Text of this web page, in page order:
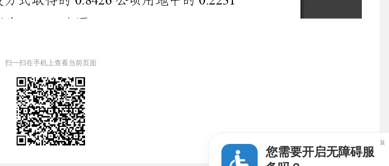
扫一扫在手机上查看当前页面
您需要开启无障碍服
